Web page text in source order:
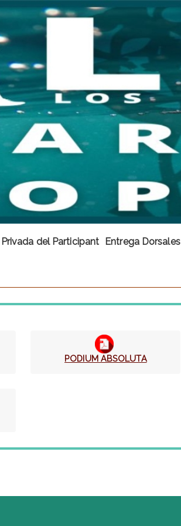
del Participant Entrega Dorsales
PODIUM ABSOLUTA